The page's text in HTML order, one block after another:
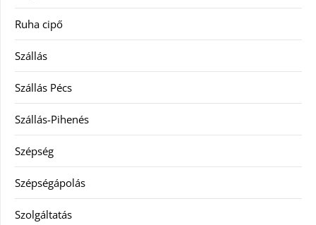
Ruha cipő
Szállás
Szállás Pécs
Szállás-Pihenés
Szépség
Szépségápolás
Szolgáltatás